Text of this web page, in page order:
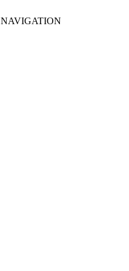
NAVIGATION